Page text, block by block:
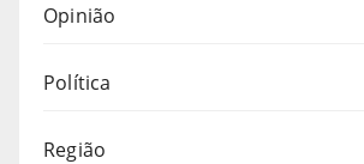
Opinião
Política
Região